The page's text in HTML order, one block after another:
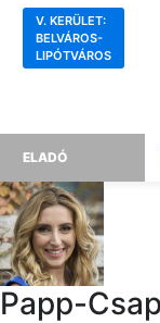
V. KERÜLET:
BELVÁROS-
LIPÓTVÁROS
ELADÓ
Papp-